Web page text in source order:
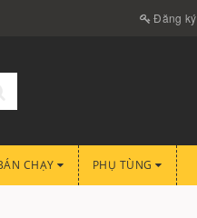
Đăng ký
CHẠY PHỤ TÙNG